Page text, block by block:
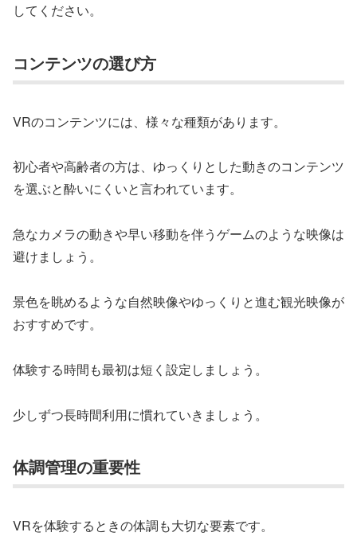
してください。
コンテンツの選び方
VRのコンテンツには、様々な種類があります。
初心者や高齢者の方は、ゆっくりとした動きのコンテンツ
を選ぶと酔いにくいと言われています。
急なカメラの動きや早い移動を伴うゲームのような映像は
避けましょう。
景色を眺めるような自然映像やゆっくりと進む観光映像が
おすすめです。
体験する時間も最初は短く設定しましょう。
少しずつ長時間利用に慣れていきましょう。
体調管理の重要性
VRを体験するときの体調も大切な要素です。